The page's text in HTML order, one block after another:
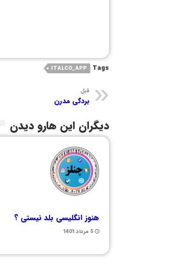
Tags
ITALCO_APP
قبل
بردگی مدرن
دیگران این هارو دیدن
هنوز انگلیسی بلد نیستی ؟
5 مرداد 1401